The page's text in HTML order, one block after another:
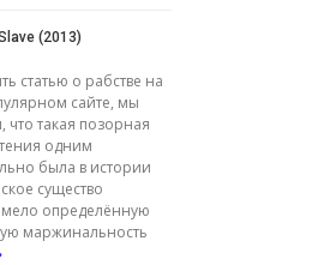
(2013)
статью о рабстве на
сайте, мы
что такая позорная
одним
была в истории
существо
определённую
маржинальность